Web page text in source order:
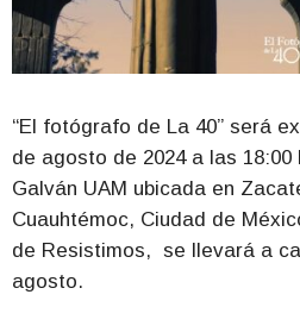
“El fotógrafo de La 40” será
de agosto de 2024 a las 18:00
Galván UAM ubicada en
Cuauhtémoc, Ciudad de
de Resistimos, se llevará a
agosto.